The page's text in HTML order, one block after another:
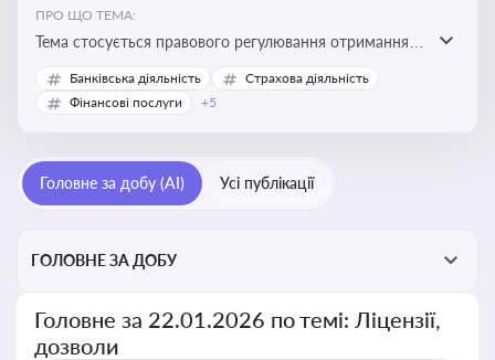
ПРО ЩО ТЕМА:
Тема стосується правового регулювання отримання,
переоформлення, анулювання ліцензій і дозволів,
необхідних для провадження господарської
Банківська діяльність
Страхова діяльність
Фінансові послуги
+5
Головне за добу (AI) Усі публікації
ГОЛОВНЕ ЗА ДОБУ
Головне за 22.01.2026 по темі: Ліцензії,
дозволи